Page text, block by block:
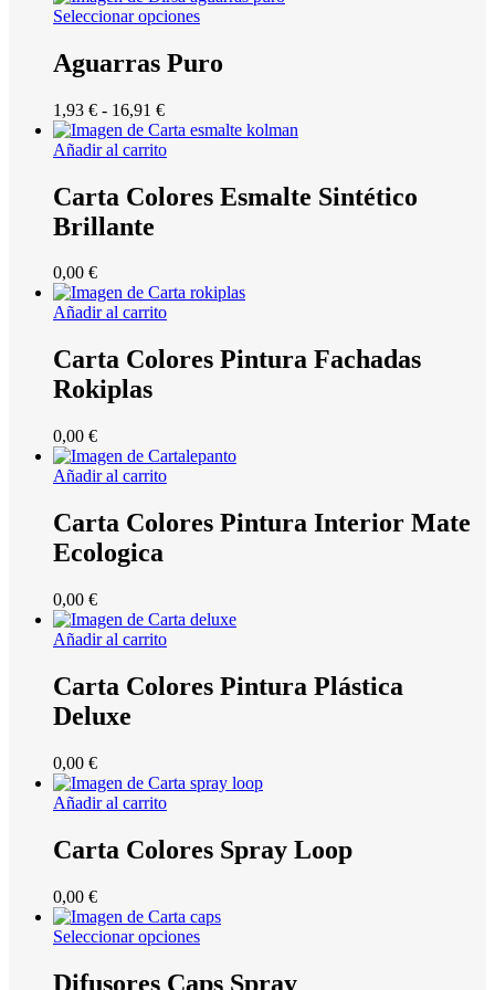
precios:
9,91 €
hasta
Seleccionar opciones
Aguarras Puro
1,93 € - 16,91 €Rango
de
precios:
hasta
Añadir al carrito
Carta Colores Esmalte Sintético
Brillante
0,00 €
Añadir al carrito
Carta Colores Pintura Fachadas
Rokiplas
0,00 €
Añadir al carrito
Carta Colores Pintura Interior Mate
Ecologica
0,00 €
Añadir al carrito
Carta Colores Pintura Plástica
Deluxe
0,00 €
Añadir al carrito
Carta Colores Spray Loop
0,00 €
Seleccionar opciones
Difusores Caps Spray